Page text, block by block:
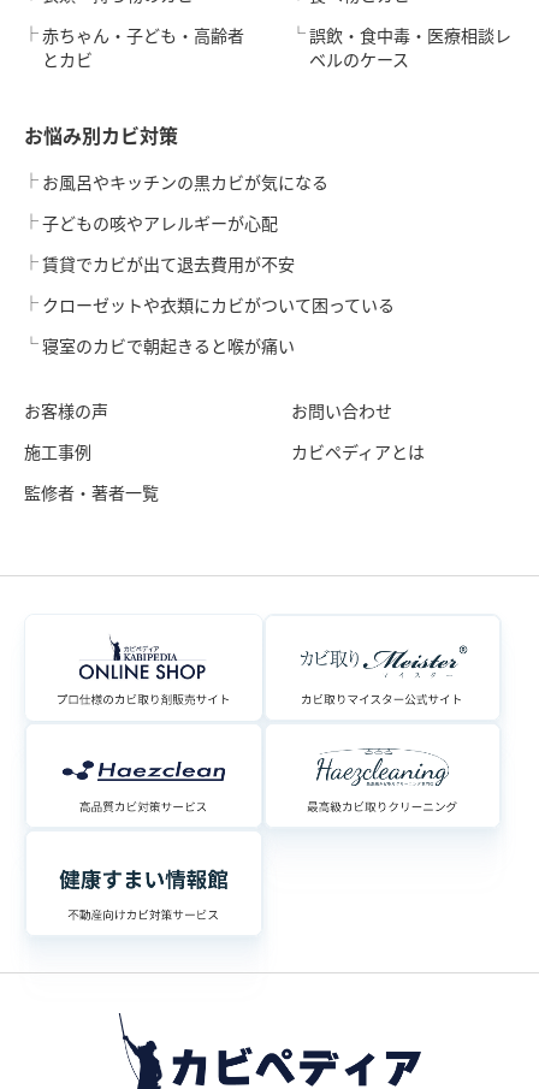
赤ちゃん・子ども・高齢者
とカビ
誤飲・食中毒・医療相談レ
ベルのケース
お悩み別カビ対策
お風呂やキッチンの黒カビが気になる
子どもの咳やアレルギーが心配
賃貸でカビが出て退去費用が不安
クローゼットや衣類にカビがついて困っている
寝室のカビで朝起きると喉が痛い
お客様の声
施工事例
監修者・著者一覧
お問い合わせ
カビペディアとは